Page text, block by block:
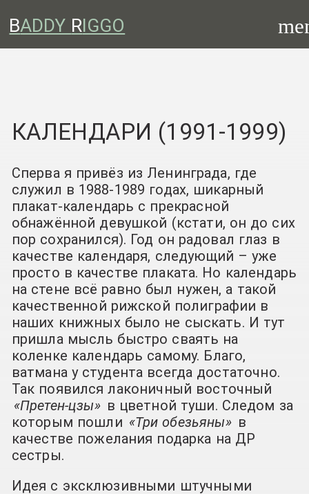
BADDY RIGGO
КАЛЕНДАРИ (1991-1999)
Сперва я привёз из Ленинграда, где
служил в 1988-1989 годах, шикарный
плакат-календарь с прекрасной
обнажённой девушкой (кстати, он до сих
пор сохранился). Год он радовал глаз в
качестве календаря, следующий – уже
просто в качестве плаката. Но календарь
на стене всё равно был нужен, а такой
качественной рижской полиграфии в
наших книжных было не сыскать. И тут
пришла мысль быстро сваять на
коленке календарь самому. Благо,
ватмана у студента всегда достаточно.
Так появился лаконичный восточный
«Претен-цзы» в цветной туши. Следом за
которым пошли «Три обезьяны» в
качестве пожелания подарка на ДР
сестры.
Идея с эксклюзивными штучными